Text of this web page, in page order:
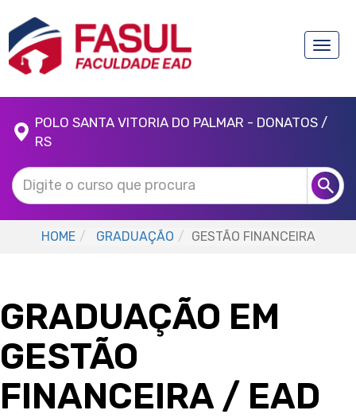
Toggle
POLO SANTA VITORIA DO PALMAR - DONATOS /
RS
HOME GRADUAÇÃO GESTÃO FINANCEIRA
GRADUAÇÃO EM
GESTÃO
FINANCEIRA / EAD